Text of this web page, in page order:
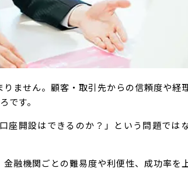
ません。顧客・取引先からの信頼度や経
です。
座開設はできるのか？」という問題では
融機関ごとの難易度や利便性、成功率を